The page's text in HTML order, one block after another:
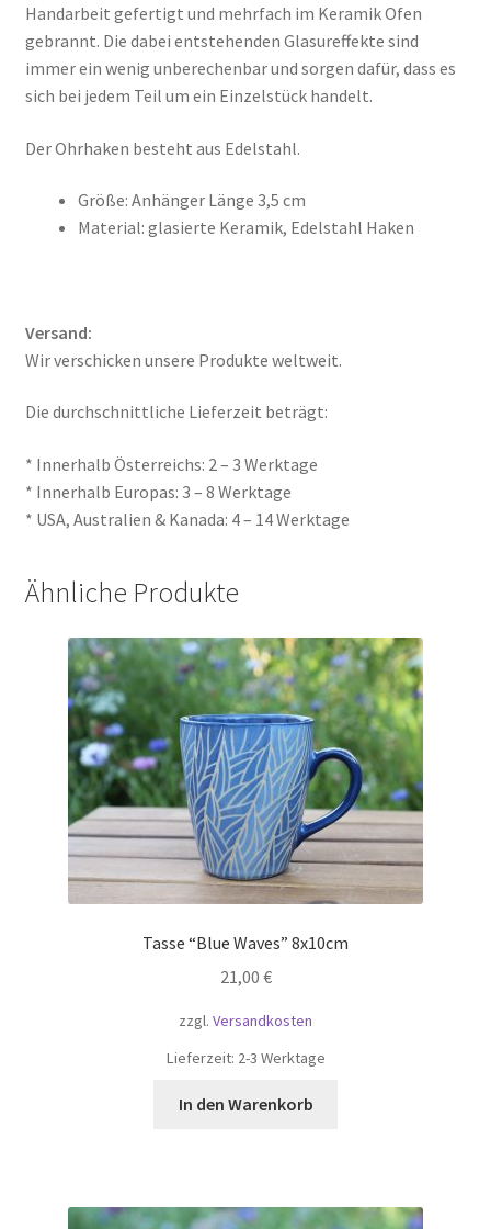
Handarbeit gefertigt und mehrfach im Keramik Ofen
gebrannt. Die dabei entstehenden Glasureffekte sind
immer ein wenig unberechenbar und sorgen dafür, dass es
sich bei jedem Teil um ein Einzelstück handelt.
Der Ohrhaken besteht aus Edelstahl.
Größe: Anhänger Länge 3,5 cm
Material: glasierte Keramik, Edelstahl Haken
Versand:
Wir verschicken unsere Produkte weltweit.
Die durchschnittliche Lieferzeit beträgt:
* Innerhalb Österreichs: 2 – 3 Werktage
* Innerhalb Europas: 3 – 8 Werktage
* USA, Australien & Kanada: 4 – 14 Werktage
Ähnliche Produkte
Tasse “Blue Waves” 8x10cm
21,00 €
zzgl. Versandkosten
Lieferzeit: 2-3 Werktage
In den Warenkorb